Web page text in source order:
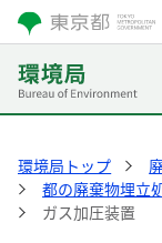
環境局トップ
都の廃棄物埋立
ガス加圧装置